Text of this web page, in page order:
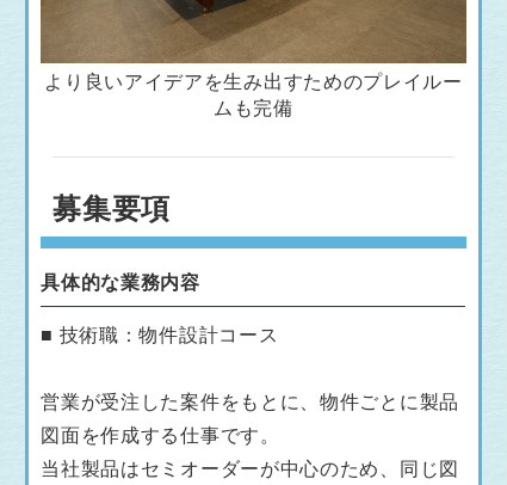
より良いアイデアを生み出すためのプレイルー
ムも完備
募集要項
具体的な業務内容
■ 技術職：物件設計コース
営業が受注した案件をもとに、物件ごとに製品
図面を作成する仕事です。
当社製品はセミオーダーが中心のため、同じ図